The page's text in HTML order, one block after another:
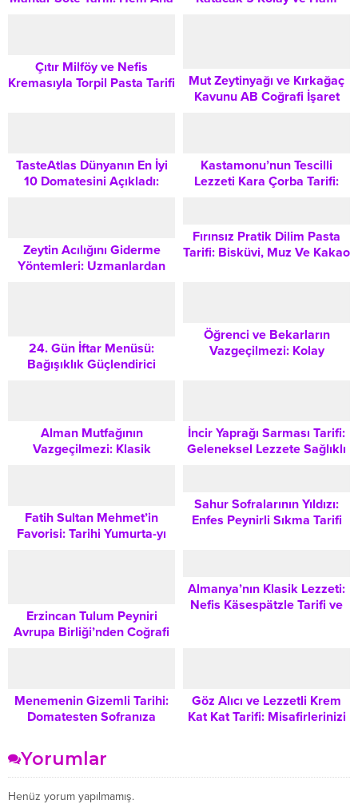
Çıtır Milföy ve Nefis
Kremasıyla Torpil Pasta Tarifi
Mut Zeytinyağı ve Kırkağaç
Kavunu AB Coğrafi İşaret
TasteAtlas Dünyanın En İyi
10 Domatesini Açıkladı:
Kastamonu’nun Tescilli
Lezzeti Kara Çorba Tarifi:
Zeytin Acılığını Giderme
Yöntemleri: Uzmanlardan
Fırınsız Pratik Dilim Pasta
Tarifi: Bisküvi, Muz Ve Kakao
24. Gün İftar Menüsü:
Bağışıklık Güçlendirici
Öğrenci ve Bekarların
Vazgeçilmezi: Kolay
Alman Mutfağının
Vazgeçilmezi: Klasik
İncir Yaprağı Sarması Tarifi:
Geleneksel Lezzete Sağlıklı
Fatih Sultan Mehmet’in
Favorisi: Tarihi Yumurta-yı
Sahur Sofralarının Yıldızı:
Enfes Peynirli Sıkma Tarifi
Erzincan Tulum Peyniri
Avrupa Birliği’nden Coğrafi
Almanya’nın Klasik Lezzeti:
Nefis Käsespätzle Tarifi ve
Menemenin Gizemli Tarihi:
Domatesten Sofranıza
Göz Alıcı ve Lezzetli Krem
Kat Kat Tarifi: Misafirlerinizi
Yorumlar
Henüz yorum yapılmamış.